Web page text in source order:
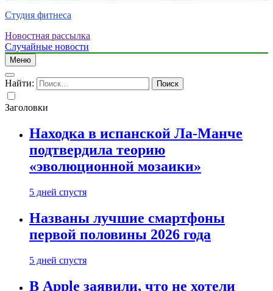
Студия фитнеса
Новостная рассылка
Случайные новости
Меню
Найти:
Заголовки
Находка в испанской Ла-Манче
подтвердила теорию
«эволюционной мозаики»
5 дней спустя
Названы лучшие смартфоны
первой половины 2026 года
5 дней спустя
В Apple заявили, что не хотели